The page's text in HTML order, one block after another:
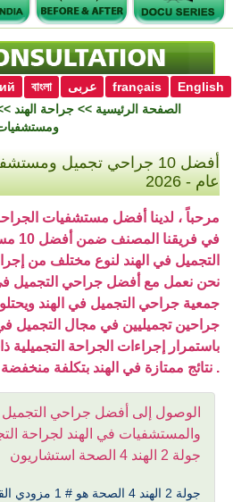
English
français عربى বাংলা
الصفحة الرئيسية >> جراحة الهند
ومستشفيات
أفضل 10 جراحي تجميل
عام - 2026
مرحباً ، لدينا أفضل مستشفيات الجراحة
في
التجميل في الهند لنوع مختلف من
نحن نعمل مع أفضل جراحي التجميل
جراحين تجميليين في مجال التجميل
باستمرار إجراءات الجراحة
نتائج ممتازة في الهند بتكلفة منخفضة .
الوصول إلى أفضل جراحي التجميل
والمستشفيات في الهند لجراحة
جولة 2 الهند 4 الصحة استشاريون
جولة 2 الهند 4